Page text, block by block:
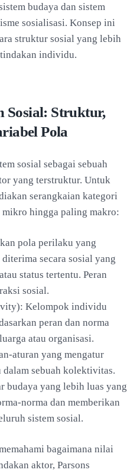
budaya dan sistem
sosialisasi. Konsep ini
struktur sosial yang lebih
individu.
Sosial: Struktur,
Pola
sosial sebagai sebuah
yang terstruktur. Untuk
serangkaian kategori
hingga paling makro:
pola perilaku yang
secara sosial yang
status tertentu. Peran
sosial.
Kelompok individu
peran dan norma
atau organisasi.
aturan yang mengatur
sebuah kolektivitas.
budaya yang lebih luas yang
norma dan memberikan
sistem sosial.
bagaimana nilai
aktor, Parsons